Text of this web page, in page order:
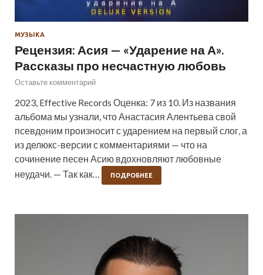
МУЗЫКА
Рецензия: Асия — «Ударение на А».
Рассказы про несчастную любовь
Оставьте комментарий
2023, Effective Records Оценка: 7 из 10. Из названия
альбома мы узнали, что Анастасия Алентьева свой
псевдоним произносит с ударением на первый слог, а
из делюкс-версии с комментариями — что на
сочинение песен Асию вдохновляют любовные
неудачи. — Так как…
ПОДРОБНЕЕ